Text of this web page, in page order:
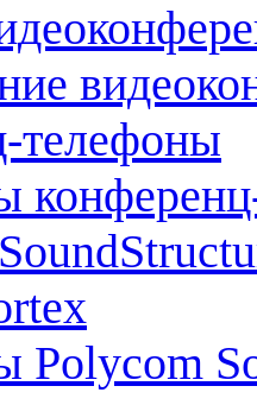
телефоны
Polycom